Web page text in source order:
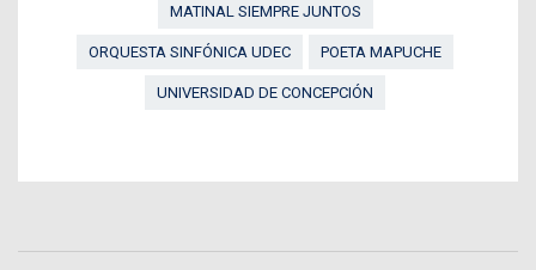
MATINAL SIEMPRE JUNTOS
ORQUESTA SINFÓNICA UDEC POETA MAPUCHE
UNIVERSIDAD DE CONCEPCIÓN